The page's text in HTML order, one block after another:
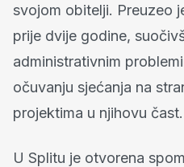
svojom obitelji. Preuzeo
prije dvije godine,
administrativnim
očuvanju sjećanja na
projektima u njihovu čast.
U Splitu je otvorena